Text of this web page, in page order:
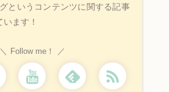
というコンテンツに関する記事
ます！
Follow me！